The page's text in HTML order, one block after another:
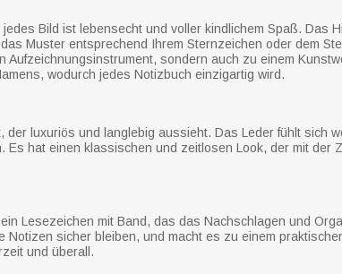
Bild ist lebensecht und voller kindlichem Spaß. Das
Muster entsprechend Ihrem Sternzeichen oder dem
sondern auch zu einem
wodurch jedes Notizbuch einzigartig wird.
luxuriös und langlebig aussieht. Das Leder fühlt sich
hat einen klassischen und zeitlosen Look, der mit der
Lesezeichen mit Band, das das Nachschlagen und
sicher bleiben, und macht es zu einem
und überall.